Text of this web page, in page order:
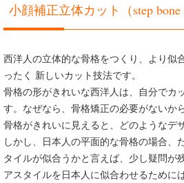
小顔補正立体カット（step
西洋人の立体的な骨格をつくり、より似
ったく 新しいカット技法です。
骨格の形がきれいな西洋人は、自分でカ
す。なぜなら、骨格矯正の必要がないか
骨格がきれいに見えると、どのようなデ
しかし、日本人の平面的な骨格の場合、
タイルが似合うかと言えば、少し疑問が
アスタイルを日本人に似合わせるために